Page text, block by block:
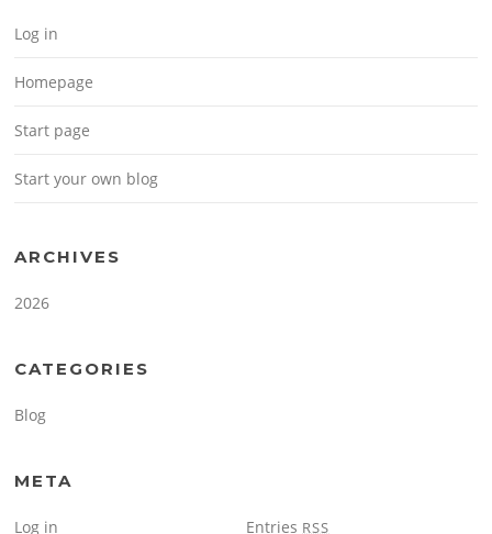
Log in
Homepage
Start page
Start your own blog
ARCHIVES
2026
CATEGORIES
Blog
META
Log in Entries RSS